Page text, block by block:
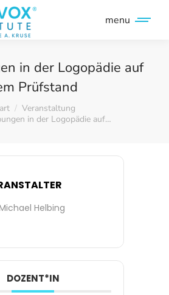
menu
in der Logopädie auf
Prüfstand
hier:Veranstaltung
in der Logopädie auf…
Helbing
DOZENT*IN